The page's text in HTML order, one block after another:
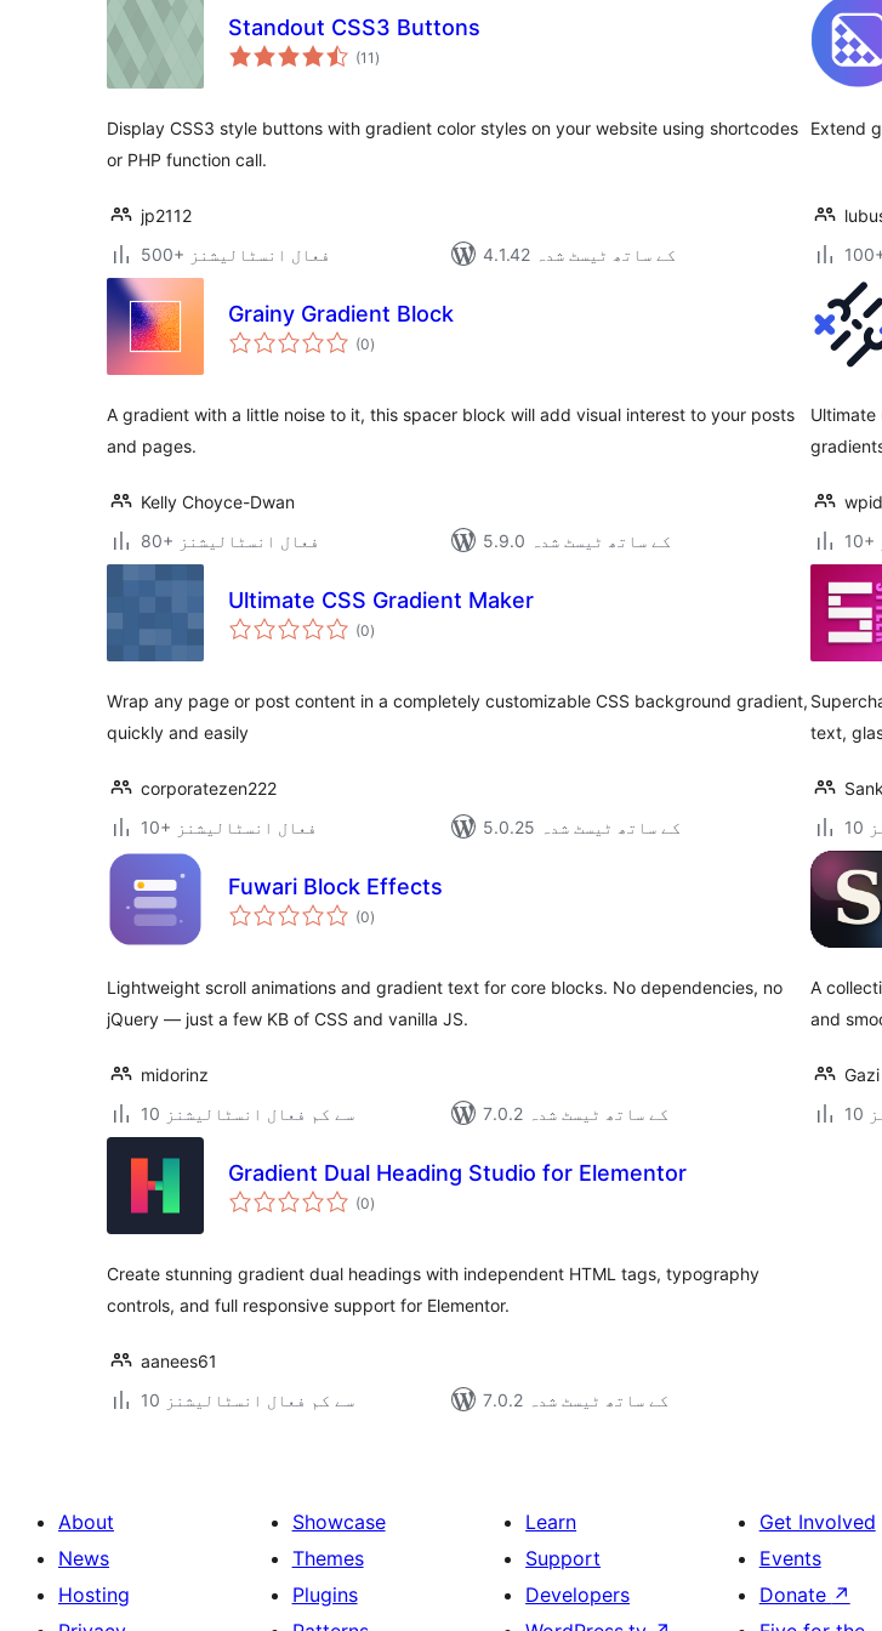
Standout CSS3 Buttons
(11 مجموعی
درجہ
)
Display CSS3 style buttons with gradient color styles on your website using shortcodes
or PHP function call.
jp2112
500+ فعال انسٹالیشنز
4.1.42 کے ساتھ ٹیسٹ شدہ
Extend
Grainy Gradient Block
(0مجموعی
درجہ
)
A gradient with a little noise to it, this spacer block will add visual interest to your posts
and pages.
Kelly Choyce-Dwan
80+ فعال انسٹالیشنز
5.9.0 کے ساتھ ٹیسٹ شدہ
Ultimate
Ultimate CSS Gradient Maker
(0مجموعی
درجہ
)
Wrap any page or post content in a completely customizable CSS background gradient,
quickly and easily
corporatezen222
10+ فعال انسٹالیشنز
5.0.25 کے ساتھ ٹیسٹ شدہ
text,
Fuwari Block Effects
(0مجموعی
درجہ
)
Lightweight scroll animations and gradient text for core blocks. No dependencies, no
jQuery — just a few KB of CSS and vanilla JS.
midorinz
10 سے کم فعال انسٹالیشنز
7.0.2 کے ساتھ ٹیسٹ شدہ
A
and
Gradient Dual Heading Studio for Elementor
(0مجموعی
درجہ
)
Create stunning gradient dual headings with independent HTML tags, typography
controls, and full responsive support for Elementor.
aanees61
10 سے کم فعال انسٹالیشنز
7.0.2 کے ساتھ ٹیسٹ شدہ
About
News
Hosting
Showcase
Themes
Plugins
Learn
Support
Developers
Get Involved
Events
Donate ↗